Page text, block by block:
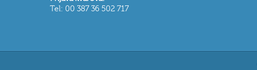
Tel: 00 387 36 502 717